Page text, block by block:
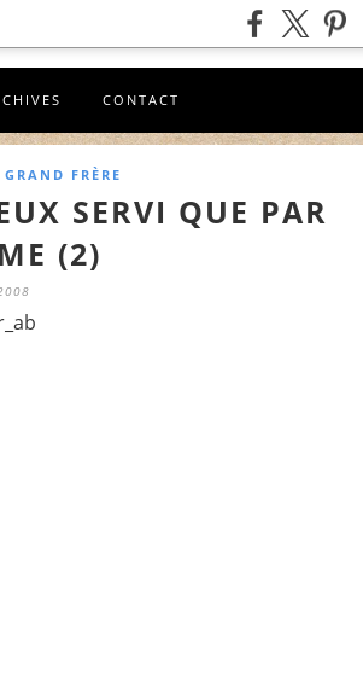
CONTACT
FRÈRE
SERVI QUE PAR
(2)